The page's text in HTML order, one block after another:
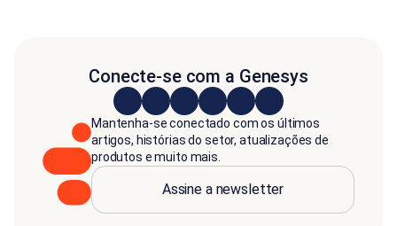
Conecte-se com a Genesys
Mantenha-se conectado com os últimos
artigos, histórias do setor, atualizações de
produtos e muito mais.
Assine a newsletter